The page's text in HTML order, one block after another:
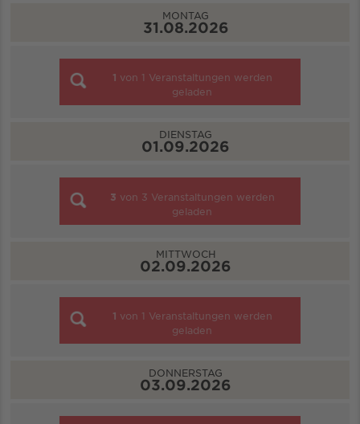
MONTAG
31.08.2026
1 von 1 Veranstaltungen werden
geladen
DIENSTAG
01.09.2026
3 von 3 Veranstaltungen werden
geladen
MITTWOCH
02.09.2026
1 von 1 Veranstaltungen werden
geladen
DONNERSTAG
03.09.2026